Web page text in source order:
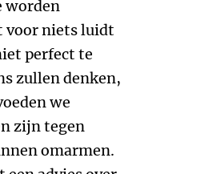
worden
voor niets luidt
perfect te
zullen denken,
we
zijn tegen
omarmen.